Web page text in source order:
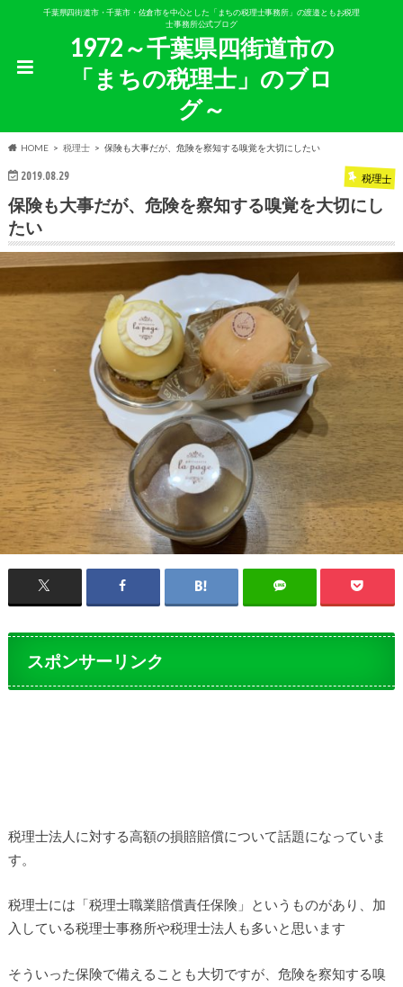
千葉県四街道市・千葉市・佐倉市を中心とした「まちの税理士事務所」の渡邉ともお税理
士事務所公式ブログ
1972～千葉県四街道市の
「まちの税理士」のブロ
グ～
HOME 税理士 保険も大事だが、危険を察知する嗅覚を大切にしたい
2019.08.29 税理士
保険も大事だが、危険を察知する嗅覚を大切にし
たい
スポンサーリンク
税理士法人に対する高額の損賠賠償について話題になっていま
す。
税理士には「税理士職業賠償責任保険」というものがあり、加
入している税理士事務所や税理士法人も多いと思います
そういった保険で備えることも大切ですが、危険を察知する嗅